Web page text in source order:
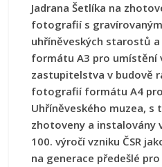
Jadrana Šetlíka na
fotografií s
uhříněveských starostů a
formátu A3 pro umístění
zastupitelstva v budově
fotografií formátu A4
Uhříněveského muzea, s
zhotoveny a instalovány
100. výročí vzniku ČSR
na generace předešlé